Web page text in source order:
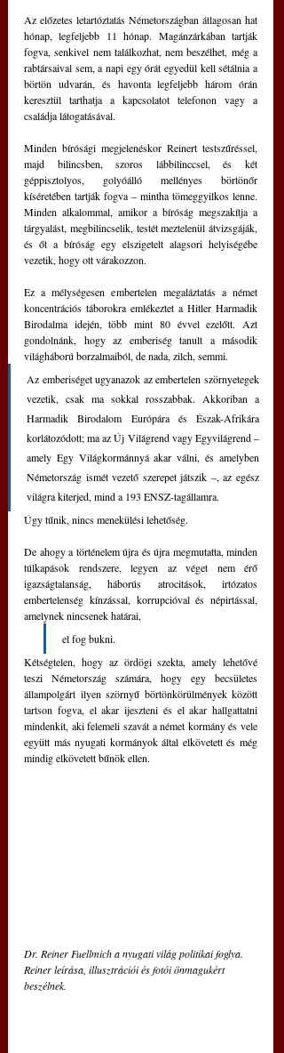
Az előzetes letartóztatás Németországban átlagosan hat
hónap, legfeljebb 11 hónap. Magánzárkában tartják
fogva, senkivel nem találkozhat, nem beszélhet, még a
rabtársaival sem, a napi egy órát egyedül kell sétálnia a
börtön udvarán, és havonta legfeljebb három órán
keresztül tarthatja a kapcsolatot telefonon vagy a
családja látogatásával.
Minden bírósági megjelenéskor Reinert testszűréssel,
majd bilincsben, szoros lábbilinccsel, és két
géppisztolyos, golyóálló mellényes börtönőr
kíséretében tartják fogva ‒ mintha tömeggyilkos lenne.
Minden alkalommal, amikor a bíróság megszakítja a
tárgyalást, megbilincselik, testét meztelenül átvizsgáják,
és őt a bíróság egy elszigetelt alagsori helyiségébe
vezetik, hogy ott várakozzon.
Ez a mélységesen embertelen megaláztatás a német
koncentrációs táborokra emlékeztet a Hitler Harmadik
Birodalma idején, több mint 80 évvel ezelőtt. Azt
gondolnánk, hogy az emberiség tanult a második
világháború borzalmaiból, de nada, zilch, semmi.
Az emberiséget ugyanazok az embertelen szörnyetegek
vezetik, csak ma sokkal rosszabbak. Akkoriban a
Harmadik Birodalom Európára és Észak-Afrikára
korlátozódott; ma az Új Világrend vagy Egyvilágrend ‒
amely Egy Világkormánnyá akar válni, és amelyben
Németország ismét vezető szerepet játszik ‒, az egész
világra kiterjed, mind a 193 ENSZ-tagállamra.
Úgy tűnik, nincs menekülési lehetőség.
De ahogy a történelem újra és újra megmutatta, minden
túlkapások rendszere, legyen az véget nem érő
igazságtalanság, háborús atrocitások, irtózatos
embertelenség kínzással, korrupcióval és népirtással,
amelynek nincsenek határai,
el fog bukni.
Kétségtelen, hogy az ördögi szekta, amely lehetővé
teszi Németország számára, hogy egy becsületes
állampolgárt ilyen szörnyű börtönkörülmények között
tartson fogva, el akar ijeszteni és el akar hallgattatni
mindenkit, aki felemeli szavát a német kormány és vele
együtt más nyugati kormányok által elkövetett és még
mindig elkövetett bűnök ellen.
Dr. Reiner Fuellmich a nyugati világ politikai foglya.
Reiner leírása, illusztrációi és fotói önmagukért
beszélnek.